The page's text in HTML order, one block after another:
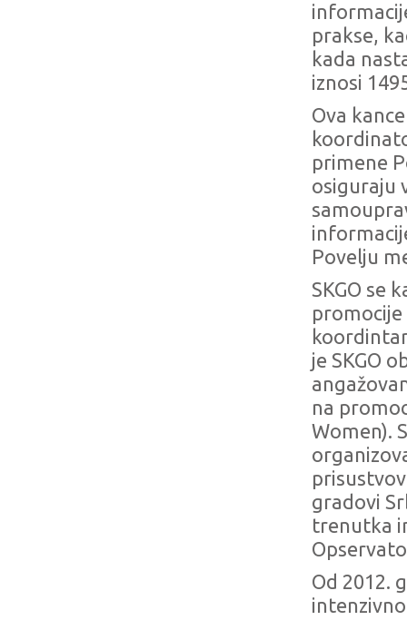
prakse,
kada
iznosi
Ova
primene
osiguraju
Povelju
SKGO se
promocije
je SKGO
na
Women).
gradovi
trenutka
Od 2012.